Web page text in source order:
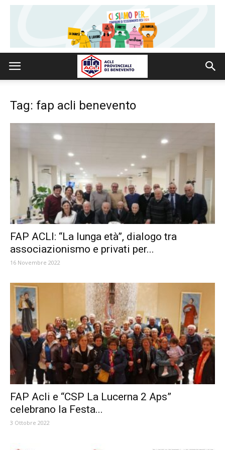
Tag: fap acli benevento
FAP ACLI: “La lunga età”, dialogo tra
associazionismo e privati per...
16 Novembre 2022
FAP Acli e “CSP La Lucerna 2 Aps”
celebrano la Festa...
3 Ottobre 2022